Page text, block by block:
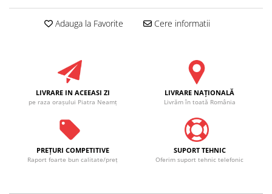
Adauga la Favorite Cere informatii
LIVRARE IN ACEEASI ZI
pe raza oraşului Piatra Neamţ
LIVRARE NAŢIONALĂ
Livrăm în toată România
PREŢURI COMPETITIVE
Raport foarte bun calitate/preţ
SUPORT TEHNIC
Oferim suport tehnic telefonic